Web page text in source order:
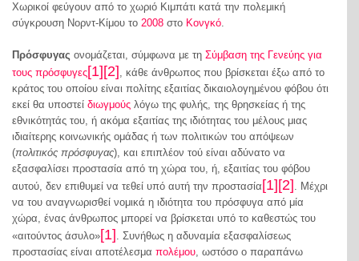
Χωρικοί φεύγουν από το χωριό Κιμπάτι κατά την πολεμική
σύγκρουση Νορντ-Κίμου το 2008 στο Κονγκό.
Πρόσφυγας ονομάζεται, σύμφωνα με τη Σύμβαση της Γενεύης για
τους πρόσφυγες[1] [2] , κάθε άνθρωπος που βρίσκεται έξω από το
κράτος του οποίου είναι πολίτης εξαιτίας δικαιολογημένου φόβου ότι
εκεί θα υποστεί διωγμούς λόγω της φυλής, της θρησκείας ή της
εθνικότητάς του, ή ακόμα εξαιτίας της ιδιότητας του μέλους μιας
ιδιαίτερης κοινωνικής ομάδας ή των πολιτικών του απόψεων
(πολιτικός πρόσφυγας), και επιπλέον τού είναι αδύνατο να
εξασφαλίσει προστασία από τη χώρα του, ή, εξαιτίας του φόβου
αυτού, δεν επιθυμεί να τεθεί υπό αυτή την προστασία [1] [2] . Μέχρι
να του αναγνωρισθεί νομικά η ιδιότητα του πρόσφυγα από μία
χώρα, ένας άνθρωπος μπορεί να βρίσκεται υπό το καθεστώς του
«αιτούντος άσυλο»[1] . Συνήθως η αδυναμία εξασφαλίσεως
προστασίας είναι αποτέλεσμα πολέμου, ωστόσο ο παραπάνω